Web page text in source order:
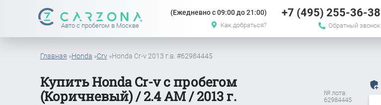
Авто с пробегом в Москве
(Ежедневно с 09:00 до 21:00)
Как добраться?
+7 (495) 255-36-38
Обратный звонок
Главная »Honda »Crv»Honda Cr-v 2013 г.в. #62984445
Купить Honda Cr-v с пробегом
(Коричневый) / 2.4 АМ / 2013 г.
№ лота:
62984445